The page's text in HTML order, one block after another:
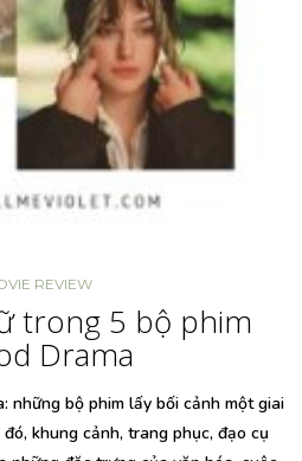
REVIEW
trong 5 bộ phim
Drama
những bộ phim lấy bối cảnh một giai
khung cảnh, trang phục, đạo cụ